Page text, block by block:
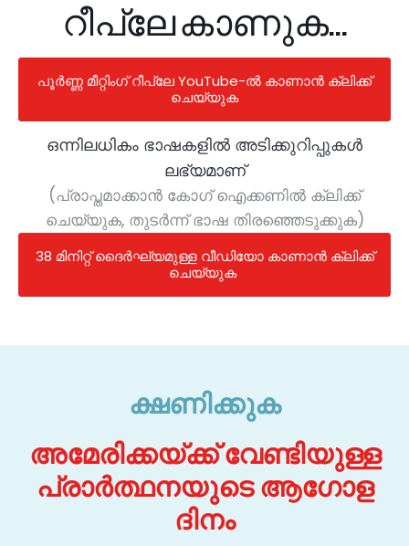
റീപ്ലേ കാണുക...
പൂർണ്ണ മീറ്റിംഗ് റീപ്ലേ YouTube-ൽ കാണാൻ ക്ലിക്ക്
ചെയ്യുക
ഒന്നിലധികം ഭാഷകളിൽ അടിക്കുറിപ്പുകൾ
ലഭ്യമാണ്
(പ്രാപ്തമാക്കാൻ കോഗ് ഐക്കണിൽ ക്ലിക്ക്
ചെയ്യുക, തുടർന്ന് ഭാഷ തിരഞ്ഞെടുക്കുക)
38 മിനിറ്റ് ദൈർഘ്യമുള്ള വീഡിയോ കാണാൻ ക്ലിക്ക്
ചെയ്യുക
ക്ഷണിക്കുക
അമേരിക്കയ്ക്ക് വേണ്ടിയുള്ള
പ്രാർത്ഥനയുടെ ആഗോള
ദിനം